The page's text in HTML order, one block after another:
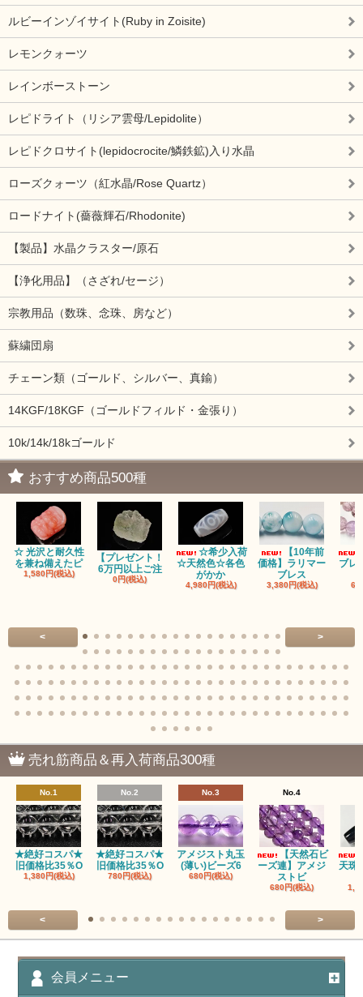
ルビーインゾイサイト(Ruby in Zoisite)
レモンクォーツ
レインボーストーン
レピドライト（リシア雲母/Lepidolite）
レピドクロサイト(lepidocrocite/鱗鉄鉱)入り水晶
ローズクォーツ（紅水晶/Rose Quartz）
ロードナイト(薔薇輝石/Rhodonite)
【製品】水晶クラスター/原石
【浄化用品】（さざれ/セージ）
宗教用品（数珠、念珠、房など）
蘇繍団扇
チェーン類（ゴールド、シルバー、真鍮）
14KGF/18KGF（ゴールドフィルド・金張り）
10k/14k/18kゴールド
おすすめ商品500種
☆ 光沢と耐久性
を兼ね備えたピ
1,580円(税込)
【プレゼント！
6万円以上ご注
0円(税込)
☆希少入荷
☆天然色☆各色
がかか
4,980円(税込)
【10年前
価格】ラリマー
ブレス
3,380円(税込)
ブ
< >
売れ筋商品＆再入荷商品300種
No.1
★絶好コスパ★
旧価格比35％O
1,380円(税込)
No.2
★絶好コスパ★
旧価格比35％O
780円(税込)
No.3
アメジスト丸玉
(薄い)ビーズ6
680円(税込)
No.4
【天然石ビ
ーズ連】アメジ
ストビ
680円(税込)
天珠
< >
会員メニュー